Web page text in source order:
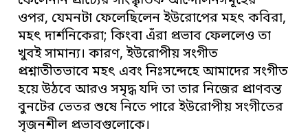
ওপর, যেমনটা ফেলেছিলেন ইউরোপের মহৎ কবিরা,
মহৎ দার্শনিকেরা; কিংবা এঁরা প্রভাব ফেললেও তা
খুবই সামান্য। কারণ, ইউরোপীয় সংগীত
প্রশ্নাতীতভাবে মহৎ এবং নিঃসন্দেহে আমাদের সংগীত
হয়ে উঠবে আরও সমৃদ্ধ যদি তা তার নিজের প্রাণবন্ত
বুনটের ভেতর শুষে নিতে পারে ইউরোপীয় সংগীতের
সৃজনশীল প্রভাবগুলোকে।